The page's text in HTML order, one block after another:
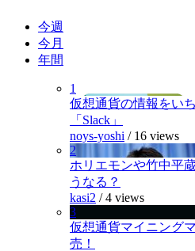
今週
今月
年間
1
仮想通貨の情報をい
「Slack」
noys-yoshi / 16 views
2
ホリエモンや竹中平
うなる？
kasi2 /4 views
3
仮想通貨マイニング
売！